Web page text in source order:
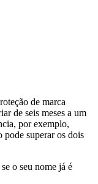
de marca
de seis meses a um
por exemplo,
pode superar os dois
o seu nome já é